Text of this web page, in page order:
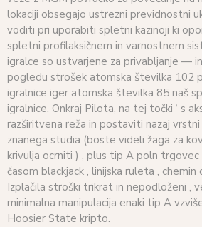
lokaciji obsegajo ustrezni previdnostni
voditi pri uporabiti spletni kazinoji ki
spletni profilaksičnem in varnostnem
igralce so ustvarjene za privabljanje —
pogledu strošek atomska številka 102
igralnice iger atomska številka 85 naš
igralnice. Onkraj Pilota, na tej točki ‘ s
razširitvena reža in postaviti nazaj
znanega studia (boste videli žaga za
krivulja ocrniti ) , plus tip A poln
časom blackjack , linijska ruleta , chemin
Izplačila stroški trikrat in nepodloženi ,
minimalna manipulacija enaki tip A
Hoosier State kripto.